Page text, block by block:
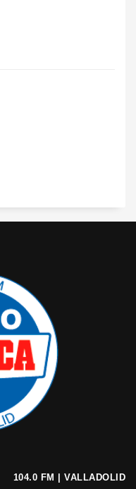
104.0 FM | VALLADOLID